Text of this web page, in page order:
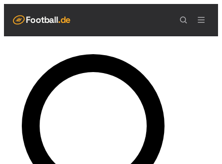
Football.de
Live Scores
Spielplan
Teams
Spieler